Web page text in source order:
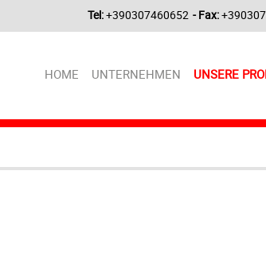
Tel:+390307460652 - Fax:
HOME UNTERNEHMEN UNSERE